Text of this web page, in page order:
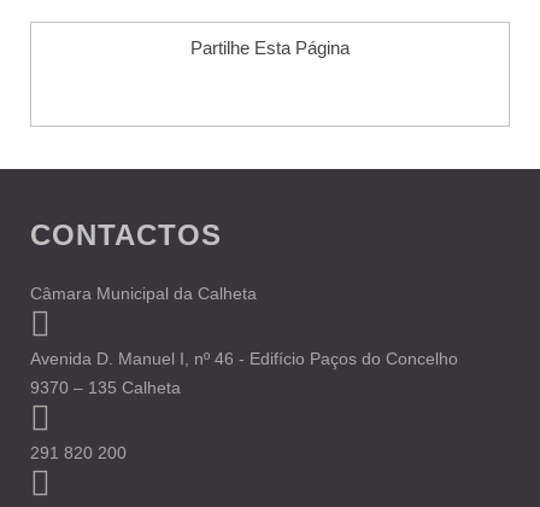
Partilhe Esta Página
CONTACTOS
Câmara Municipal da Calheta
Avenida D. Manuel I, nº 46 - Edifício Paços do Concelho
9370 – 135 Calheta
291 820 200